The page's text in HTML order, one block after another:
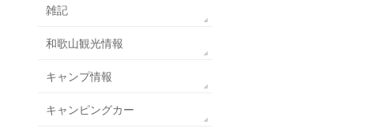
雑記
和歌山観光情報
キャンプ情報
キャンピングカー